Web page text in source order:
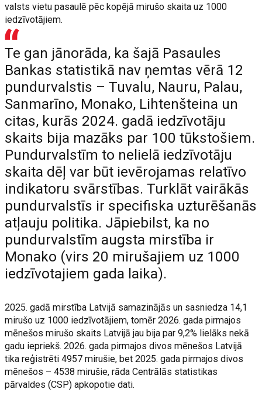
valsts vietu pasaulē pēc kopējā mirušo skaita uz 1000
iedzīvotājiem.
Te gan jānorāda, ka šajā Pasaules
Bankas statistikā nav ņemtas vērā 12
pundurvalstis – Tuvalu, Nauru, Palau,
Sanmarīno, Monako, Lihtenšteina un
citas, kurās 2024. gadā iedzīvotāju
skaits bija mazāks par 100 tūkstošiem.
Pundurvalstīm to nelielā iedzīvotāju
skaita dēļ var būt ievērojamas relatīvo
indikatoru svārstības. Turklāt vairākās
pundurvalstīs ir specifiska uzturēšanās
atļauju politika. Jāpiebilst, ka no
pundurvalstīm augsta mirstība ir
Monako (virs 20 mirušajiem uz 1000
iedzīvotajiem gada laika).
2025. gadā mirstība Latvijā samazinājās un sasniedza 14,1
mirušo uz 1000 iedzīvotājiem, tomēr 2026. gada pirmajos
mēnešos mirušo skaits Latvijā jau bija par 9,2% lielāks nekā
gadu iepriekš. 2026. gada pirmajos divos mēnešos Latvijā
tika reģistrēti 4957 mirušie, bet 2025. gada pirmajos divos
mēnešos – 4538 mirušie, rāda Centrālās statistikas
pārvaldes (CSP) apkopotie dati.